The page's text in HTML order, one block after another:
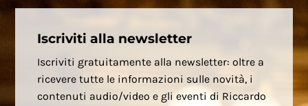
Iscriviti alla newsletter
Iscriviti gratuitamente alla newsletter: oltre a
ricevere tutte le informazioni sulle novità, i
contenuti audio/video e gli eventi di Riccardo